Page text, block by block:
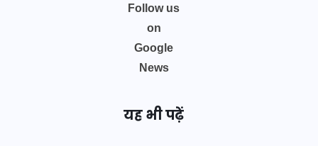
Follow us
on
Google
News
यह भी पढ़ें